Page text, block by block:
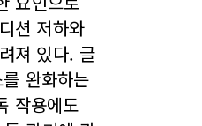
션 저하와
져 있다. 글
완화하는
작용에도